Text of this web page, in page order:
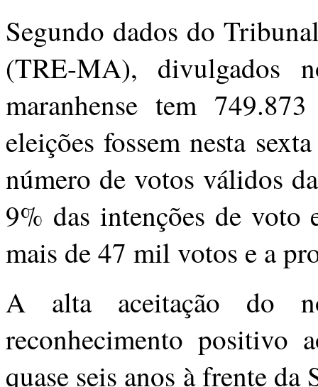
Segundo dados do
(TRE-MA),
maranhense tem
eleições fossem nesta
número de votos válidos
9% das intenções de voto
mais de 47 mil votos e a
A alta aceitação do
reconhecimento positivo
quase seis anos à frente